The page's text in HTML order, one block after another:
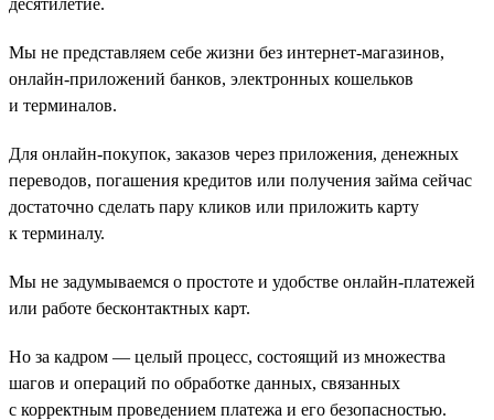
Мы не представляем себе жизни без интернет-магазинов,
онлайн-приложений банков, электронных кошельков
и терминалов.
Для онлайн-покупок, заказов через приложения, денежных
переводов, погашения кредитов или получения займа сейчас
достаточно сделать пару кликов или приложить карту
к терминалу.
Мы не задумываемся о простоте и удобстве онлайн-платежей
или работе бесконтактных карт.
Но за кадром — целый процесс, состоящий из множества
шагов и операций по обработке данных, связанных
с корректным проведением платежа и его безопасностью.